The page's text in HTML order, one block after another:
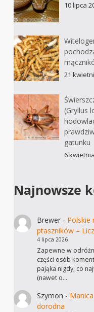
10 lipca
21
(Gryllus
gatunku
6
Najnowsze
Brewer- Polskie
ptaszników –
4 lipca 2026
Zapewne w
części osób
pająka nigdy, co
(nawet o…
Szymon -
dorodna